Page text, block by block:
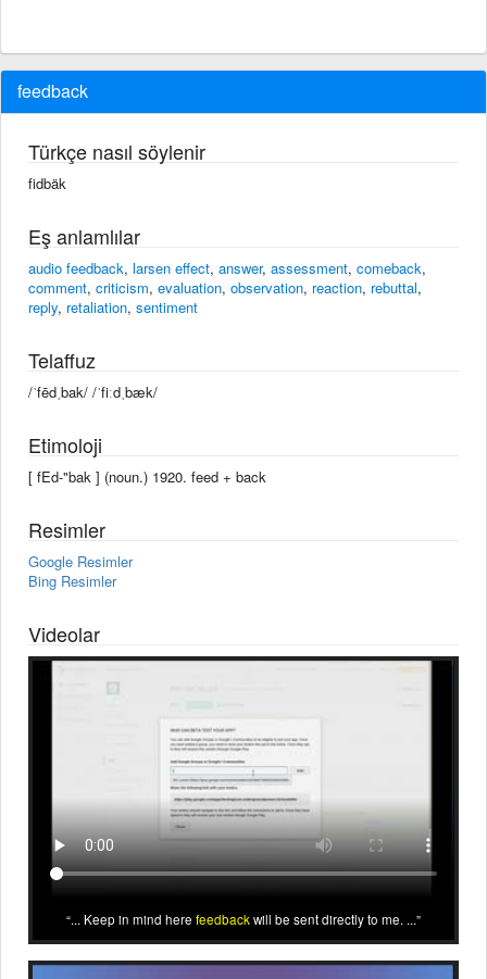
feedback
Türkçe nasıl söylenir
fidbäk
Eş anlamlılar
audio feedback, larsen effect, answer, assessment, comeback,
comment, criticism, evaluation, observation, reaction, rebuttal,
reply, retaliation, sentiment
Telaffuz
/ˈfēdˌbak/ /ˈfiːdˌbæk/
Etimoloji
[ fEd-"bak ] (noun.) 1920. feed +‎ back
Resimler
Google Resimler
Bing Resimler
Videolar
... Keep in mind here feedbackwill be sent directly to me. ...